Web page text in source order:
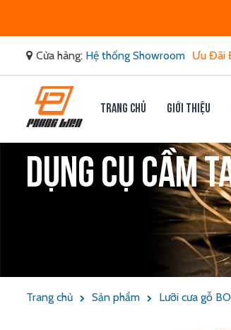
Cửa hàng: Hệ thống Showroom Ưu Đãi
Trang chủ Giới thiệu
Dụng cụ cầm
Trang chủ Sản phẩm Lưỡi cưa gỗ